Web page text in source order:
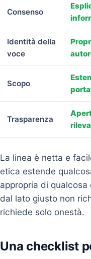
Consenso
Identità della
voce
Scopo
Trasparenza
La linea è netta e
etica estende
appropria di
dal lato giusto non
richiede solo onestà.
Una checklist